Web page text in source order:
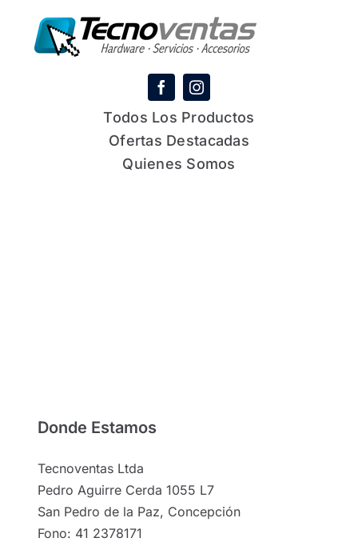
Todos Los Productos
Ofertas Destacadas
Quienes Somos
Donde Estamos
Tecnoventas Ltda
Pedro Aguirre Cerda 1055 L7
San Pedro de la Paz, Concepción
Fono: 41 2378171